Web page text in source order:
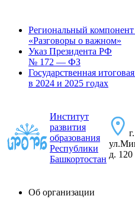
Региональный компонент
«Разговоры о важном»
Указ Президента РФ
№ 172 — ФЗ
Государственная
в 2024 и 2025 годах
Институт
развития
образования
Республики
Башкортостан д. 120
Об организации